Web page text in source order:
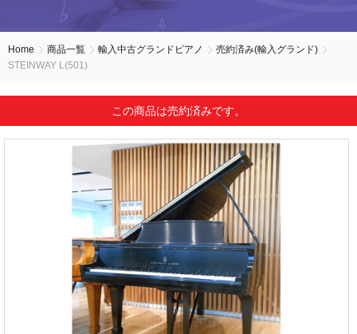
Home 商品一覧 輸入中古グランドピアノ
売約済み(輸入グランド)
STEINWAY L(501)
この商品は売約済みです。